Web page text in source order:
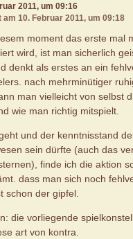
2011, um 09:16
10. Februar 2011, um 09:18
moment das erste mal
wird, ist man sicherlich
denkt als erstes an ein
nach mehrminütiger
man vielleicht von selbst
wie man richtig mitspielt.
und der kenntnisstand
sein dürfte (auch das
finde ich die aktion
dass man sich noch
schon der gipfel.
die vorliegende
art von kontra.